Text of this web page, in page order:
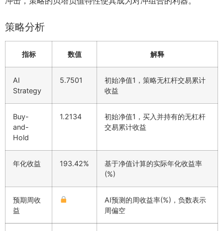
策略分析
指标 数值 解释
AI
Strategy
5.7501
初始净值1，策略无杠杆交易累计
收益
Buy-
and-
Hold
1.2134
初始净值1，买入并持有的无杠杆
交易累计收益
年化收益 193.42%
基于净值计算的实际年化收益率
(%)
预期周收
益
AI预测的周收益率(%)，负数表示
周偏空